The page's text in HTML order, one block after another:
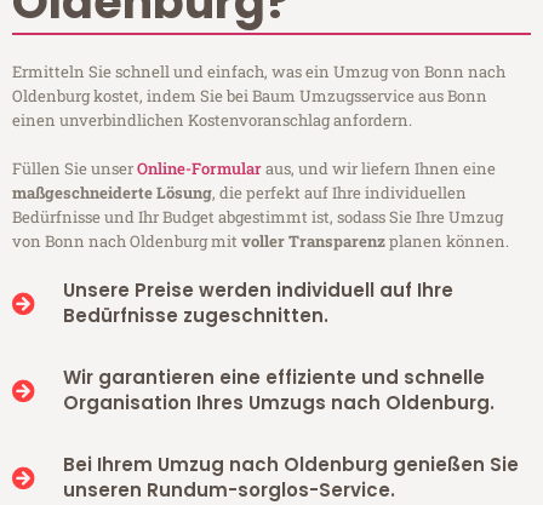
Ermitteln Sie schnell und einfach, was ein Umzug von Bonn nach
Oldenburg kostet, indem Sie bei Baum Umzugsservice aus Bonn
einen unverbindlichen Kostenvoranschlag anfordern.
Füllen Sie unserOnline-Formularaus, und wir liefern Ihnen eine
maßgeschneiderte Lösung, die perfekt auf Ihre individuellen
Bedürfnisse und Ihr Budget abgestimmt ist, sodass Sie Ihre Umzug
von Bonn nach Oldenburg mitvoller Transparenzplanen können.
Unsere Preise werden individuell auf Ihre
Bedürfnisse zugeschnitten.
Wir garantieren eine effiziente und schnelle
Organisation Ihres Umzugs nach Oldenburg.
Bei Ihrem Umzug nach Oldenburg genießen Sie
unseren Rundum-sorglos-Service.